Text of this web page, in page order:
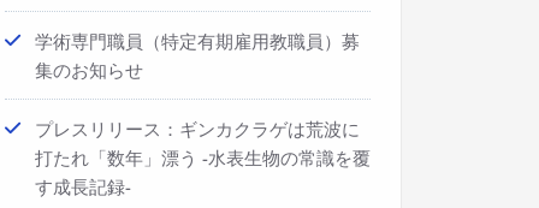
学術専門職員（特定有期雇用教職員）募
集のお知らせ
プレスリリース：ギンカクラゲは荒波に
打たれ「数年」漂う -水表生物の常識を覆
す成長記録-